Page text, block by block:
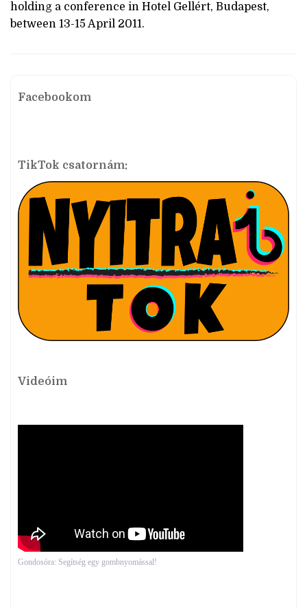
holding a conference in Hotel Gellért, Budapest,
between 13-15 April 2011.
Facebookom
TikTok csatornám:
Videóim
Gondosóra: Segítség egy gombnyomással!